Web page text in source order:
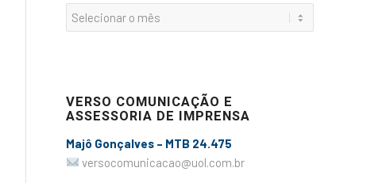
VERSO COMUNICAÇÃO E
ASSESSORIA DE IMPRENSA
Majô Gonçalves – MTB 24.475
versocomunicacao@uol.com.br